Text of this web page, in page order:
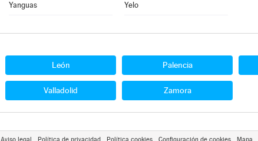
Yanguas Yelo
León Palencia
Valladolid Zamora